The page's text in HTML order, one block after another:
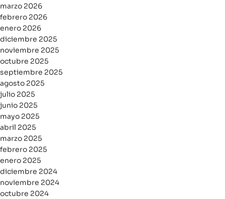
marzo 2026
febrero 2026
enero 2026
diciembre 2025
noviembre 2025
octubre 2025
septiembre 2025
agosto 2025
julio 2025
junio 2025
mayo 2025
abril 2025
marzo 2025
febrero 2025
enero 2025
diciembre 2024
noviembre 2024
octubre 2024